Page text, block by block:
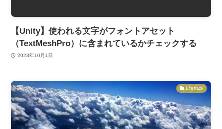
【Unity】使われる文字がフォントアセット
（TextMeshPro）に含まれているかチェックする
2023年10月1日
Lifehack